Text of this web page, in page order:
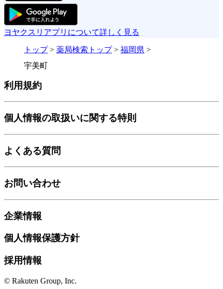
ヨヤクスリアプリについて詳しく見る
トップ> 薬局検索トップ> 福岡県 >
宇美町
利用規約
個人情報の取扱いに関する特則
よくある質問
お問い合わせ
企業情報
個人情報保護方針
採用情報
© Rakuten Group, Inc.